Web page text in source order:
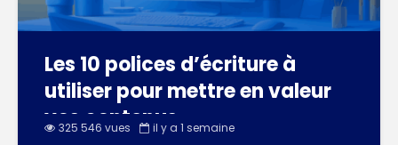
Les 10 polices d’écriture à
utiliser pour mettre en valeur
vos contenus
325 546 vues il y a 1 semaine